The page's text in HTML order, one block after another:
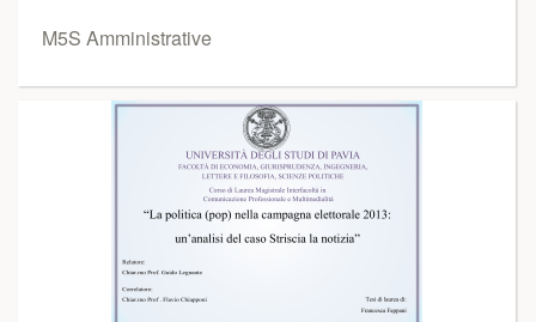
M5S Amministrative